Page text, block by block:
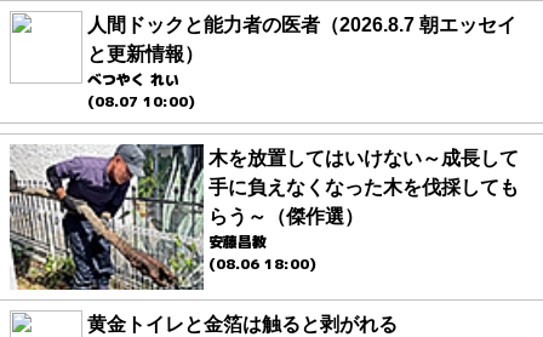
人間ドックと能力者の医者（2026.8.7 朝エッセイ
と更新情報）
べつやく れい
(08.07 10:00)
木を放置してはいけない～成長して
手に負えなくなった木を伐採しても
らう～（傑作選）
安藤昌教
(08.06 18:00)
黄金トイレと金箔は触ると剥がれる